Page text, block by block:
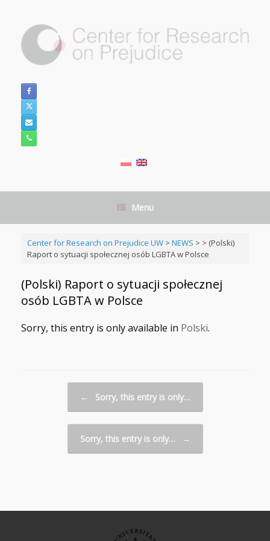
Menu
Center for Research on Prejudice UW> NEWS > > (Polski)
Raport o sytuacji społecznej osób LGBTA w Polsce
(Polski) Raport o sytuacji społecznej
osób LGBTA w Polsce
Sorry, this entry is only available in Polski.
← Sorry, this entry is only…
Sorry, this entry is only… →